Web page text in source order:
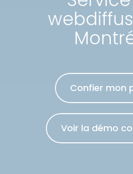
Confier mon
Voir la démo